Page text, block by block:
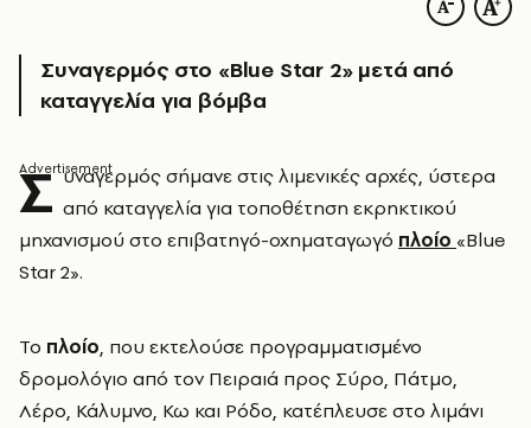
Συναγερμός στο «Blue Star 2» μετά από
καταγγελία για βόμβα
Σ υναγερμός σήμανε στις λιμενικές αρχές, ύστερα
από καταγγελία για τοποθέτηση εκρηκτικού
μηχανισμού στο επιβατηγό-οχηματαγωγό πλοίο «Blue
Star 2».
Το πλοίο, που εκτελούσε προγραμματισμένο
δρομολόγιο από τον Πειραιά προς Σύρο, Πάτμο,
Λέρο, Κάλυμνο, Κω και Ρόδο, κατέπλευσε στο λιμάνι